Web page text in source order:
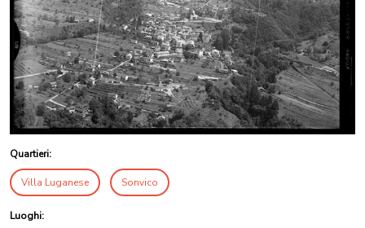
Quartieri:
Villa Luganese Sonvico
Luoghi: